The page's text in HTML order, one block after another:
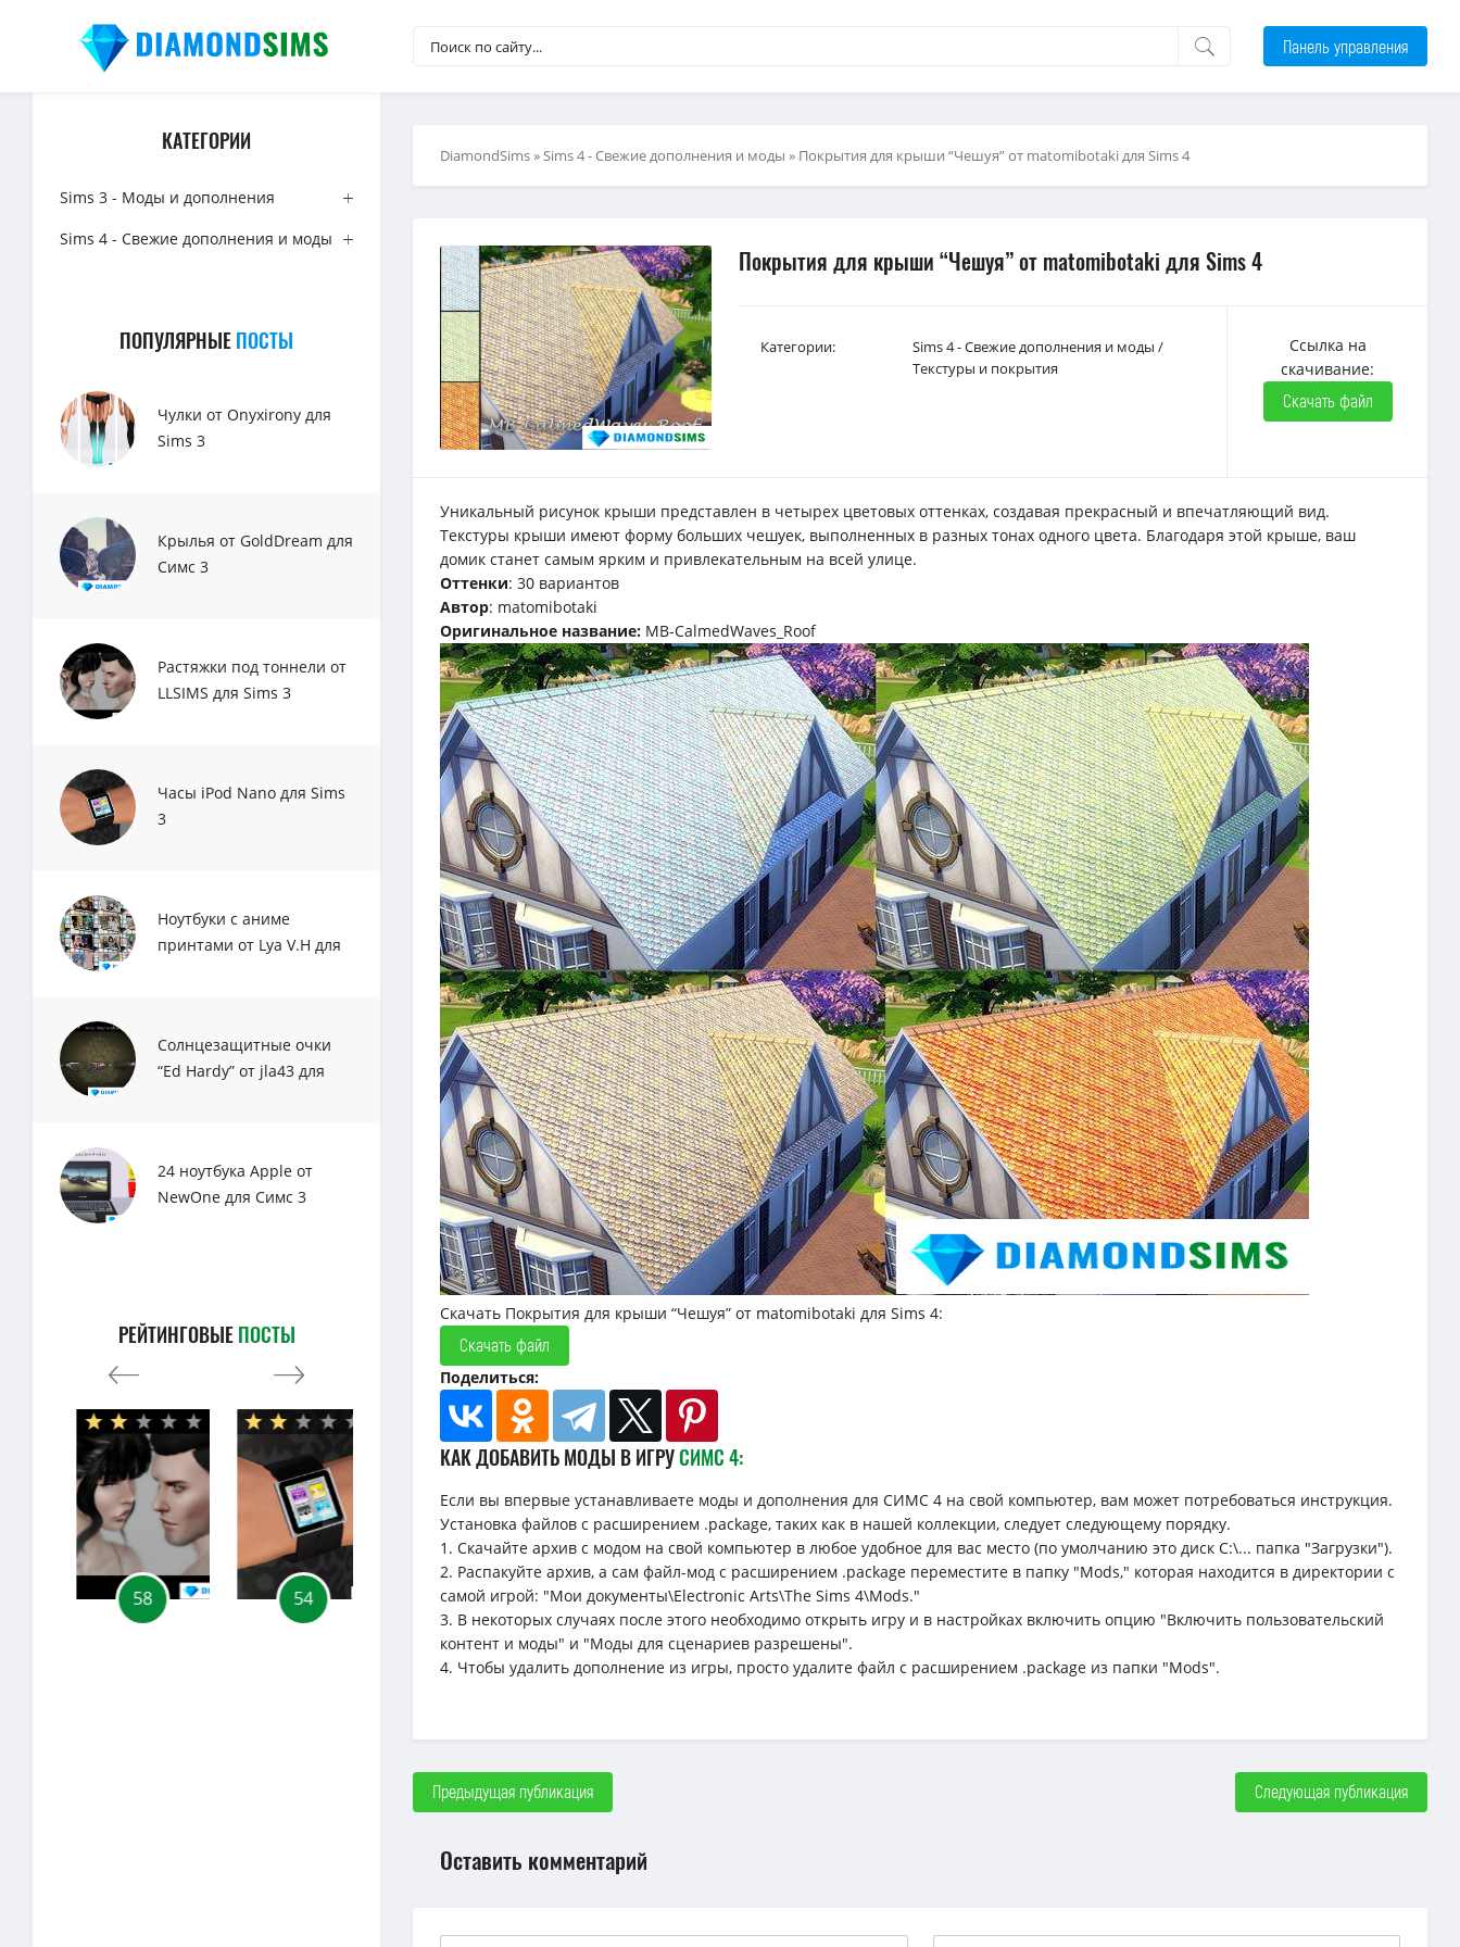
Панель управления
КАТЕГОРИИ
Sims 3 - Моды и дополнения
Sims 4 - Свежие дополнения и моды
ПОПУЛЯРНЫЕПОСТЫ
Чулки от Onyxirony для
Sims 3
Крылья от GoldDream для
Симс 3
Растяжки под тоннели от
LLSIMS для Sims 3
Часы iPod Nano для Sims
3
Ноутбуки с аниме
принтами от Lya V.H для
Солнцезащитные очки
“Ed Hardy” от jla43 для
24 ноутбука Apple от
NewOne для Симс 3
РЕЙТИНГОВЫЕПОСТЫ
58 54 30 133 81 40
DiamondSims»Sims 4 - Свежие дополнения и моды » Покрытия для крыши “Чешуя” от matomibotaki для Sims 4
Покрытия для крыши “Чешуя” от matomibotaki для Sims 4
Категории: Sims 4 - Свежие дополнения и моды /
Текстуры и покрытия
Ссылка на
скачивание:
Скачать файл
Уникальный рисунок крыши представлен в четырех цветовых оттенках, создавая прекрасный и впечатляющий вид.
Текстуры крыши имеют форму больших чешуек, выполненных в разных тонах одного цвета. Благодаря этой крыше, ваш
домик станет самым ярким и привлекательным на всей улице.
Оттенки: 30 вариантов
Автор: matomibotaki
Оригинальное название: MB-CalmedWaves_Roof
Скачать Покрытия для крыши “Чешуя” от matomibotaki для Sims 4:
Скачать файл
Поделиться:
КАК ДОБАВИТЬ МОДЫ В ИГРУСИМС 4:
Если вы впервые устанавливаете моды и дополнения для СИМС 4 на свой компьютер, вам может потребоваться инструкция.
Установка файлов с расширением .package, таких как в нашей коллекции, следует следующему порядку.
1. Скачайте архив с модом на свой компьютер в любое удобное для вас место (по умолчанию это диск C:\... папка "Загрузки").
2. Распакуйте архив, а сам файл-мод с расширением .package переместите в папку "Mods," которая находится в директории с
самой игрой: "Мои документы\Electronic Arts\The Sims 4\Mods."
3. В некоторых случаях после этого необходимо открыть игру и в настройках включить опцию "Включить пользовательский
контент и моды" и "Моды для сценариев разрешены".
4. Чтобы удалить дополнение из игры, просто удалите файл с расширением .package из папки "Mods".
Предыдущая публикация Следующая публикация
Оставить комментарий